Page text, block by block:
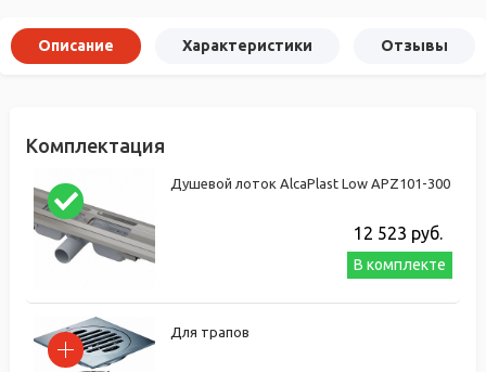
Описание Характеристики Отзывы
Комплектация
Душевой лоток AlcaPlast Low APZ101-300
12 523 руб.
В комплекте
Для трапов